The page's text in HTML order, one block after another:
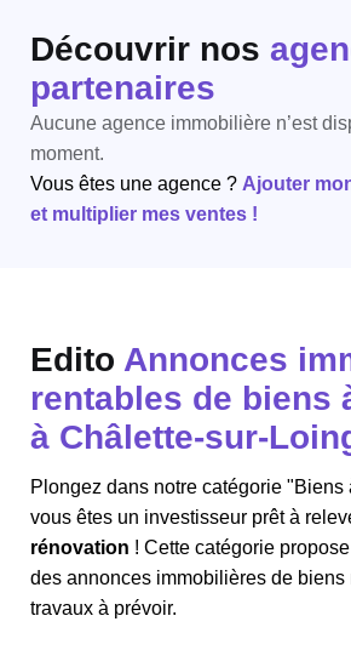
Découvrir nos
partenaires
Aucune agence immobilière n’est
moment.
Vous êtes une agence ? Ajouter
et multiplier mes ventes !
Edito Annonces
rentables de biens
à Châlette-sur-
Plongez dans notre catégorie
vous êtes un investisseur prêt à
rénovation ! Cette catégorie
des annonces immobilières de biens
travaux à prévoir.